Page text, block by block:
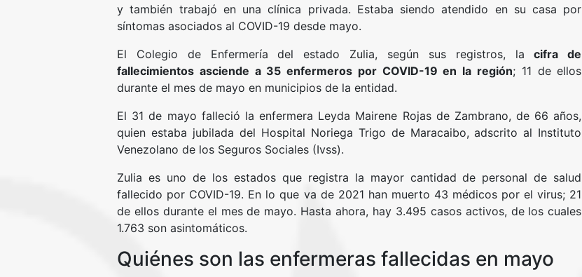
y también trabajó en una clínica privada. Estaba siendo atendido en su casa por
síntomas asociados al COVID-19 desde mayo.
El Colegio de Enfermería del estado Zulia, según sus registros, lacifra de
fallecimientos asciende a 35 enfermeros por COVID-19 en la región; 11 de ellos
durante el mes de mayo en municipios de la entidad.
El 31 de mayo falleció la enfermera Leyda Mairene Rojas de Zambrano, de 66 años,
quien estaba jubilada del Hospital Noriega Trigo de Maracaibo, adscrito al Instituto
Venezolano de los Seguros Sociales (Ivss).
Zulia es uno de los estados que registra la mayor cantidad de personal de salud
fallecido por COVID-19. En lo que va de 2021 han muerto 43 médicos por el virus; 21
de ellos durante el mes de mayo. Hasta ahora, hay 3.495 casos activos, de los cuales
1.763 son asintomáticos.
Quiénes son las enfermeras fallecidas en mayo